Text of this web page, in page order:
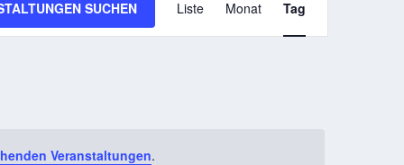
Veranstaltungen.
SUCHEN
ANSICHTEN-
NAVIGATION
Liste Monat Tag